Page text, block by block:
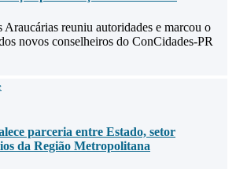
Araucárias reuniu autoridades e marcou o
novos conselheiros do ConCidades-PR
parceria entre Estado, setor
da Região Metropolitana